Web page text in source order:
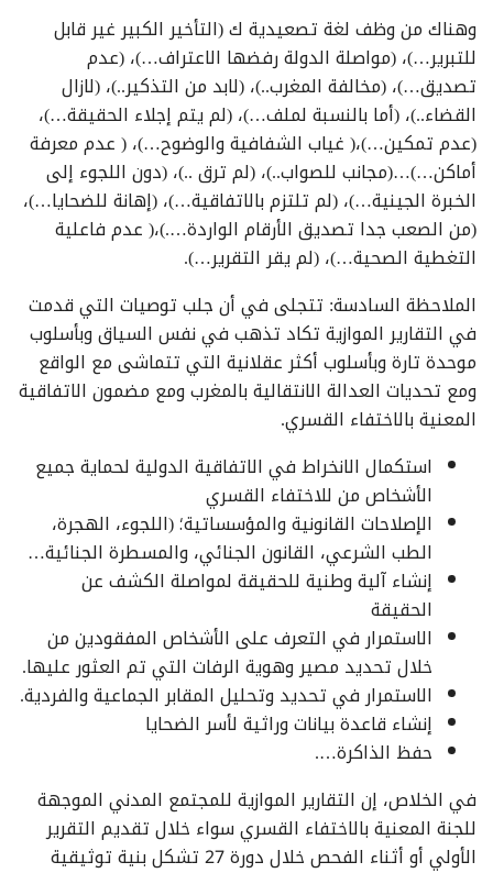
وهناك من وظف لغة تصعيدية ك (التأخير الكبير غير قابل
للتبرير…)، (مواصلة الدولة رفضها الاعتراف…)، (عدم
تصديق…)، (مخالفة المغرب..)، (لابد من التذكير..)، (لازال
القضاء..)، (أما بالنسبة لملف…)، (لم يتم إجلاء الحقيقة…)،
(عدم تمكين…)،( غياب الشفافية والوضوح…)، ( عدم معرفة
أماكن…)…(مجانب للصواب..)، (لم ترق ..)، (دون اللجوء إلى
الخبرة الجينية…)، (لم تلتزم بالاتفاقية…)، (إهانة للضحايا…)،
(من الصعب جدا تصديق الأرقام الواردة….)،( عدم فاعلية
التغطية الصحية…)، (لم يقر التقرير…).
الملاحظة السادسة: تتجلى في أن جلب توصيات التي قدمت
في التقارير الموازية تكاد تذهب في نفس السياق وبأسلوب
موحدة تارة وبأسلوب أكثر عقلانية التي تتماشى مع الواقع
ومع تحديات العدالة الانتقالية بالمغرب ومع مضمون الاتفاقية
المعنية بالاختفاء القسري.
استكمال الانخراط في الاتفاقية الدولية لحماية جميع
الأشخاص من للاختفاء القسري
الإصلاحات القانونية والمؤسساتية؛ (اللجوء، الهجرة،
الطب الشرعي، القانون الجنائي، والمسطرة الجنائية…
إنشاء آلية وطنية للحقيقة لمواصلة الكشف عن
الحقيقة
الاستمرار في التعرف على الأشخاص المفقودين من
خلال تحديد مصير وهوية الرفات التي تم العثور عليها.
الاستمرار في تحديد وتحليل المقابر الجماعية والفردية.
إنشاء قاعدة بيانات وراثية لأسر الضحايا
حفظ الذاكرة….
في الخلاص، إن التقارير الموازية للمجتمع المدني الموجهة
للجنة المعنية بالاختفاء القسري سواء خلال تقديم التقرير
الأولي أو أثناء الفحص خلال دورة 27 تشكل بنية توثيقية